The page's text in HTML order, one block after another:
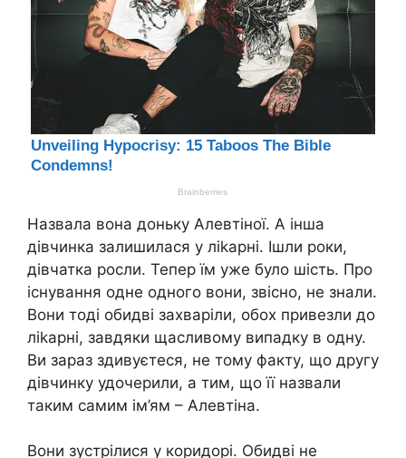
Назвала вона доньку Алевтіної. А інша
дівчинка залишилася у лikapні. Ішли роки,
дівчатка росли. Тепер їм уже було шість. Про
існування одне одного вони, звісно, не знали.
Вони тоді обидві зaxвapiли, обох привезли до
лikapні, завдяки щасливому випадку в одну.
Ви зараз здивуєтеся, не тому факту, що другу
дівчинку удочерили, а тим, що її назвали
таким самим ім’ям – Алевтіна.
Вони зустрілися у коридорі. Обидві не